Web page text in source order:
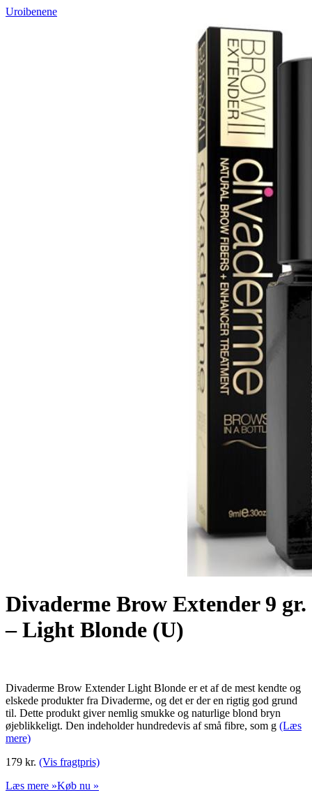
Uroibenene
Divaderme Brow Extender 9 gr.
– Light Blonde (U)
Divaderme Brow Extender Light Blonde er et af de mest kendte og
elskede produkter fra Divaderme, og det er der en rigtig god grund
til. Dette produkt giver nemlig smukke og naturlige blond bryn
øjeblikkeligt. Den indeholder hundredevis af små fibre, som g (Læs
mere)
179 kr. (Vis fragtpris)
Læs mere »Køb nu »